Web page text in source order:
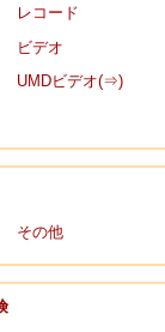
レコード
ビデオ
UMDビデオ(⇒)
その他